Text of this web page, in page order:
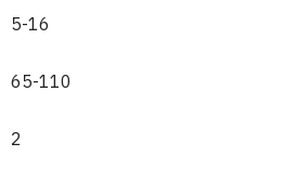
5-16
65-110
2